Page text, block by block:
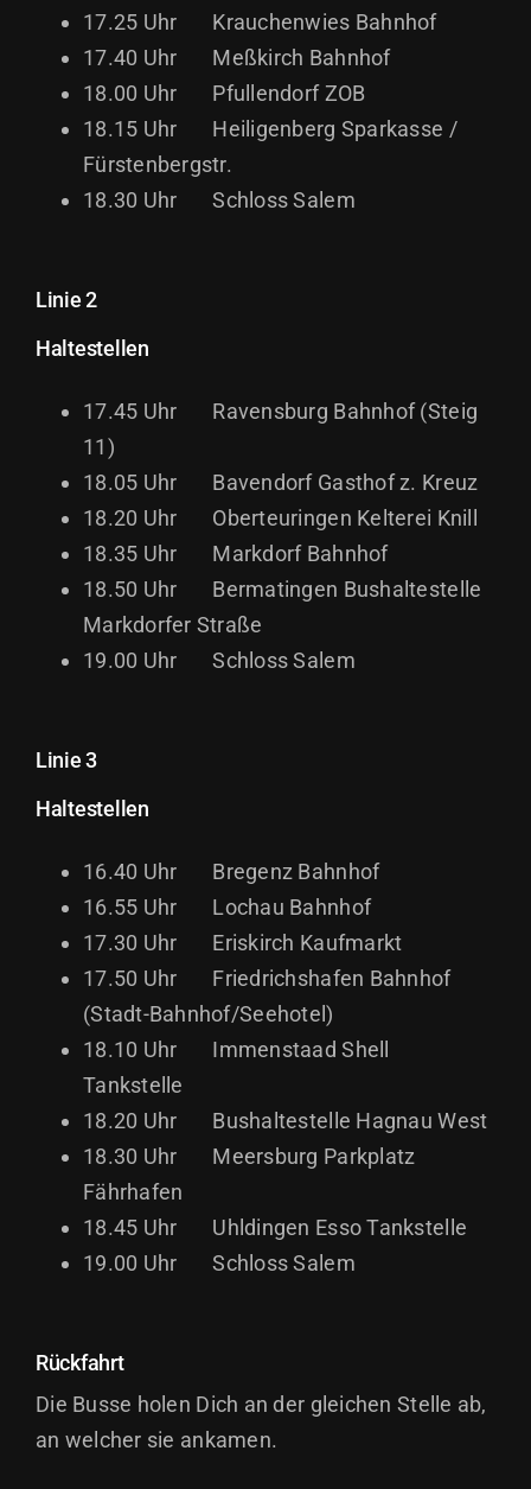
17.25 Uhr Krauchenwies Bahnhof
17.40 Uhr Meßkirch Bahnhof
18.00 Uhr Pfullendorf ZOB
18.15 Uhr Heiligenberg Sparkasse /
Fürstenbergstr.
18.30 Uhr Schloss Salem
Linie 2
Haltestellen
17.45 Uhr Ravensburg Bahnhof (Steig
11)
18.05 Uhr Bavendorf Gasthof z. Kreuz
18.20 Uhr Oberteuringen Kelterei Knill
18.35 Uhr Markdorf Bahnhof
18.50 Uhr Bermatingen Bushaltestelle
Markdorfer Straße
19.00 Uhr Schloss Salem
Linie 3
Haltestellen
16.40 Uhr Bregenz Bahnhof
16.55 Uhr Lochau Bahnhof
17.30 Uhr Eriskirch Kaufmarkt
17.50 Uhr Friedrichshafen Bahnhof
(Stadt-Bahnhof/Seehotel)
18.10 Uhr Immenstaad Shell
Tankstelle
18.20 Uhr Bushaltestelle Hagnau West
18.30 Uhr Meersburg Parkplatz
Fährhafen
18.45 Uhr Uhldingen Esso Tankstelle
19.00 Uhr Schloss Salem
Rückfahrt
Die Busse holen Dich an der gleichen Stelle ab,
an welcher sie ankamen.